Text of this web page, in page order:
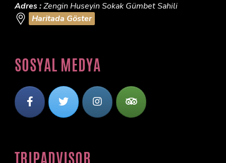
Adres :Zengin Huseyin Sokak Gümbet Sahili
Haritada Göster
SOSYAL MEDYA